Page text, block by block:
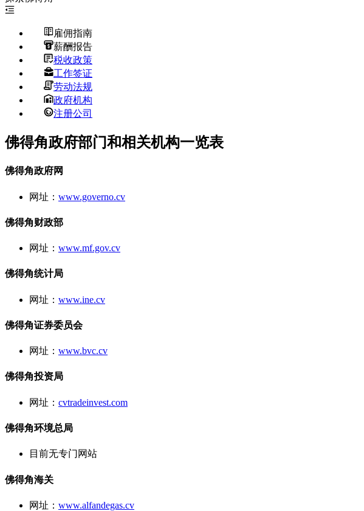
雇佣指南
薪酬报告
税收政策
工作签证
劳动法规
政府机构
注册公司
佛得角政府部门和相关机构一览表
佛得角政府网
网址： www.governo.cv
佛得角财政部
网址： www.mf.gov.cv
佛得角统计局
网址： www.ine.cv
佛得角证券委员会
网址： www.bvc.cv
佛得角投资局
网址： cvtradeinvest.com
佛得角环境总局
目前无专门网站
佛得角海关
网址： www.alfandegas.cv